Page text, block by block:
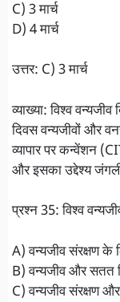
C) 3 मार्च
D) 4 मार्च
उत्तर: C) 3 मार्च
व्याख्या: विश्व
दिवस वन्यजीवों और
व्यापार पर कन्वेंशन
और इसका उद्देश्य
प्रश्न 35: विश्व
A) वन्यजीव संरक्षण के
B) वन्यजीव और सतत
C) वन्यजीव संरक्षण